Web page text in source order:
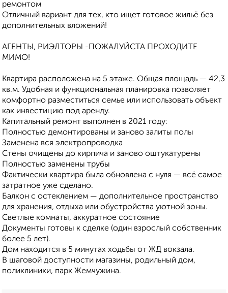
ремонтом
Отличный вариант для тех, кто ищет готовое жильё без
дополнительных вложений!
АГЕНТЫ, РИЭЛТОРЫ -ПОЖАЛУЙСТА ПРОХОДИТЕ
МИМО!
Квартира расположена на 5 этаже. Общая площадь — 42,3
кв.м. Удобная и функциональная планировка позволяет
комфортно разместиться семье или использовать объект
как инвестицию под аренду.
Капитальный ремонт выполнен в 2021 году:
Полностью демонтированы и заново залиты полы
Заменена вся электропроводка
Стены очищены до кирпича и заново оштукатурены
Полностью заменены трубы
Фактически квартира была обновлена с нуля — всё самое
затратное уже сделано.
Балкон с остеклением — дополнительное пространство
для хранения, отдыха или обустройства уютной зоны.
Светлые комнаты, аккуратное состояние
Документы готовы к сделке (один взрослый собственник
более 5 лет).
Дом находится в 5 минутах ходьбы от ЖД вокзала.
В шаговой доступности магазины, родильный дом,
поликлиники, парк Жемчужина.